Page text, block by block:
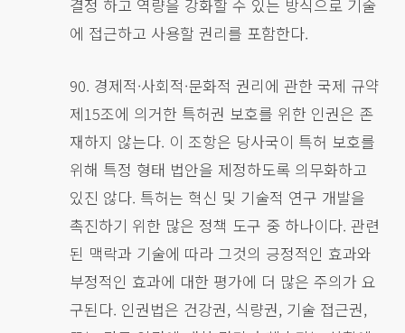
결정 하고 역량을 강화할 수 있는 방식으로 기술
에 접근하고 사용할 권리를 포함한다.
90. 경제적·사회적·문화적 권리에 관한 국제 규약
제15조에 의거한 특허권 보호를 위한 인권은 존
재하지 않는다. 이 조항은 당사국이 특허 보호를
위해 특정 형태 법안을 제정하도록 의무화하고
있진 않다. 특허는 혁신 및 기술적 연구 개발을
촉진하기 위한 많은 정책 도구 중 하나이다. 관련
된 맥락과 기술에 따라 그것의 긍정적인 효과와
부정적인 효과에 대한 평가에 더 많은 주의가 요
구된다. 인권법은 건강권, 식량권, 기술 접근권,